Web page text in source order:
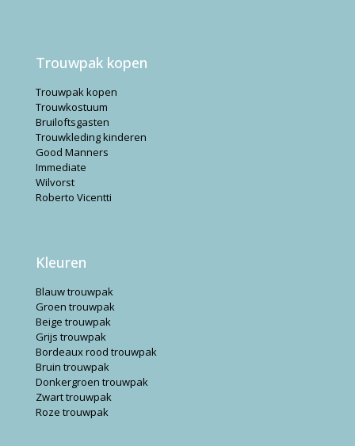
Trouwpak kopen
Trouwpak kopen
Trouwkostuum
Bruiloftsgasten
Trouwkleding kinderen
Good Manners
Immediate
Wilvorst
Roberto Vicentti
Kleuren
Blauw trouwpak
Groen trouwpak
Beige trouwpak
Grijs trouwpak
Bordeaux rood trouwpak
Bruin trouwpak
Donkergroen trouwpak
Zwart trouwpak
Roze trouwpak